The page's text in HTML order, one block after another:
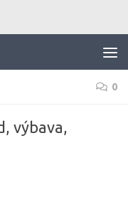
0
výbava,